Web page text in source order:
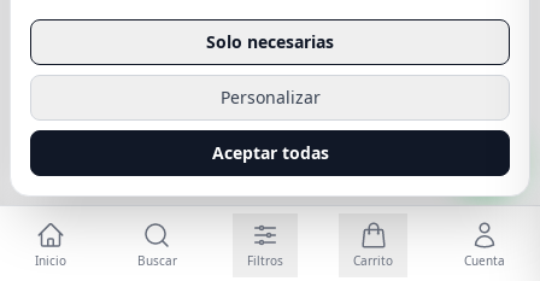
Inicio Buscar Filtros Carrito Cuenta
Solo necesarias
Personalizar
Aceptar todas